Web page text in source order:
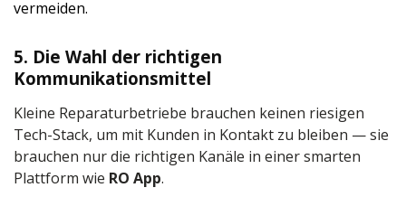
vermeiden.
5. Die Wahl der richtigen
Kommunikationsmittel
Kleine Reparaturbetriebe brauchen keinen riesigen
Tech-Stack, um mit Kunden in Kontakt zu bleiben — sie
brauchen nur die richtigen Kanäle in einer smarten
Plattform wie RO App.